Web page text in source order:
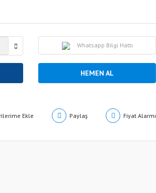
Whatsapp Bilgi Hattı
HEMEN AL
Paylaş Fiyat Alarmı